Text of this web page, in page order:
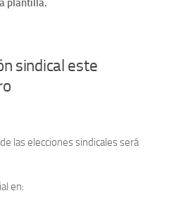
plantilla.
sindical este
las elecciones sindicales será
en: